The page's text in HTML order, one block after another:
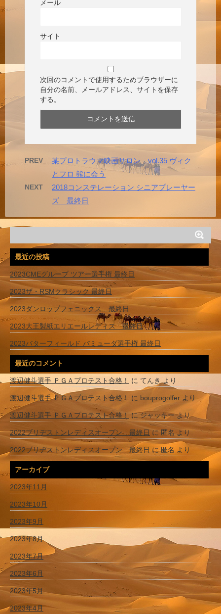
メール
サイト
次回のコメントで使用するためブラウザーに
自分の名前、メールアドレス、サイトを保存
する。
PREV
某プロトラウマ映画サロン vol.35 ヴィク
とフロ 熊に会う
NEXT
2018コンステレーション シニアプレーヤー
ズ 最終日
最近の投稿
2023CMEグループ ツアー選手権 最終日
2023ザ・RSMクラシック 最終日
2023ダンロップフェニックス 最終日
2023大王製紙エリエールレディス 最終日
2023バターフィールド バミューダ選手権 最終日
最近のコメント
渡辺健斗選手 ＰＧＡプロテスト合格！ に てんきより
渡辺健斗選手 ＰＧＡプロテスト合格！ に bouprogolfer より
渡辺健斗選手 ＰＧＡプロテスト合格！ にジャッキーより
2022ブリヂストンレディスオープン 最終日 に匿名 より
2022ブリヂストンレディスオープン 最終日 に匿名 より
アーカイブ
2023年11月
2023年10月
2023年9月
2023年8月
2023年7月
2023年6月
2023年5月
2023年4月